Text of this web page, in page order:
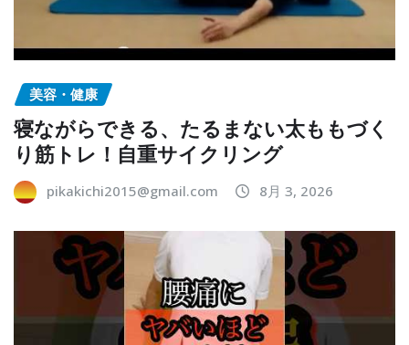
美容・健康
寝ながらできる、たるまない太ももづく
り筋トレ！自重サイクリング
pikakichi2015@gmail.com 8月 3, 2026